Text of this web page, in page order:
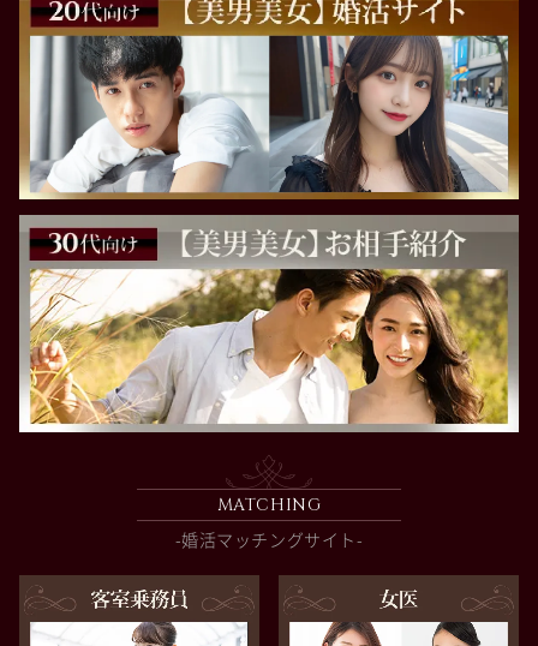
MATCHING
-婚活マッチングサイト-